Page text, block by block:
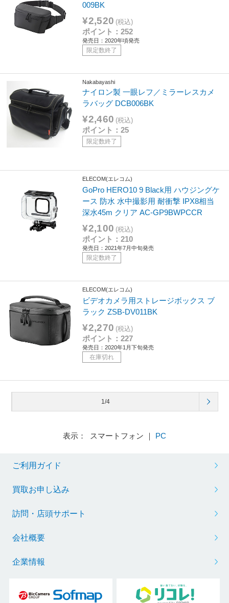
009BK
¥2,520 (税込)
ポイント：252
発売日：2020年頃発売
限定数終了
Nakabayashi
ナイロン製 一眼レフ／ミラーレスカメ
ラバッグ DCB006BK
¥2,460 (税込)
ポイント：25
限定数終了
ELECOM(エレコム)
GoPro HERO10 9 Black用 ハウジングケ
ース 防水 水中撮影用 耐衝撃 IPX8相当
深水45m クリア AC-GP9BWPCCR
¥2,100 (税込)
ポイント：210
発売日：2021年7月中旬発売
限定数終了
ELECOM(エレコム)
ビデオカメラ用ストレージボックス ブ
ラック ZSB-DV011BK
¥2,270 (税込)
ポイント：227
発売日：2020年1月下旬発売
在庫切れ
1/4
表示： スマートフォン ｜ PC
ご利用ガイド
買取お申し込み
訪問・店頭サポート
会社概要
企業情報